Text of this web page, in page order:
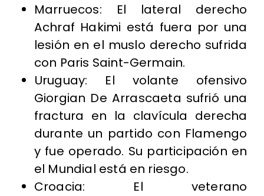
Marruecos: El lateral derecho
Achraf Hakimi está fuera por una
lesión en el muslo derecho sufrida
con Paris Saint-Germain.
Uruguay: El volante ofensivo
Giorgian De Arrascaeta sufrió una
fractura en la clavícula derecha
durante un partido con Flamengo
y fue operado. Su participación en
el Mundial está en riesgo.
Croacia: El veterano